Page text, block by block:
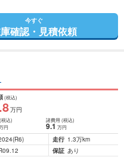
今すぐ
確認・見積依頼
(税込)
.8万円
(税込)
円
諸費用 (税込)
9.1 万円
(R6) 走行 1.3万km
保証 あり